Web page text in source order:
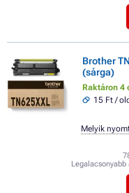
Brother
(sárga)
Raktáron 4
15 Ft /
Melyik